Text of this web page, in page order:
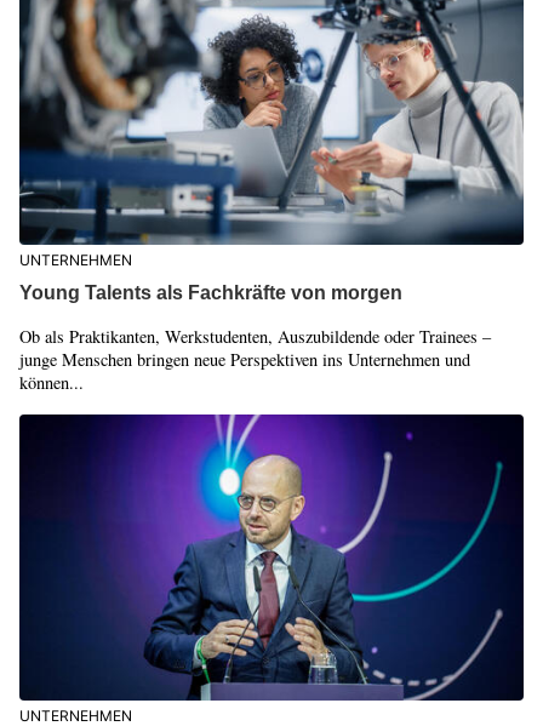
UNTERNEHMEN
Young Talents als Fachkräfte von morgen
Ob als Praktikanten, Werkstudenten, Auszubildende oder Trainees –
junge Menschen bringen neue Perspektiven ins Unternehmen und
können...
UNTERNEHMEN